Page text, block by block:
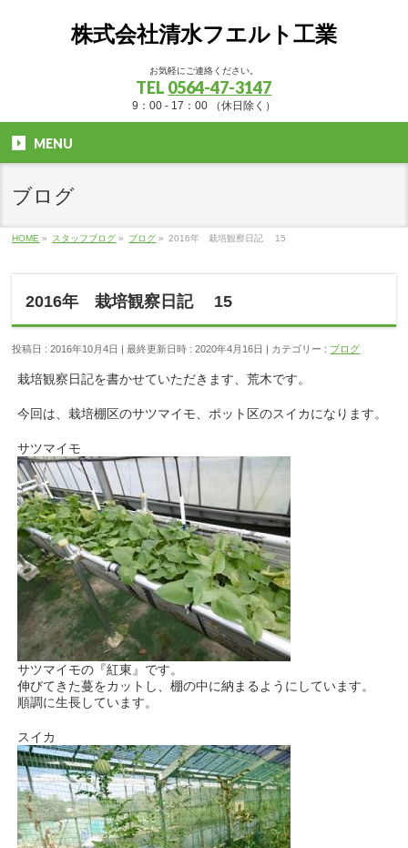
株式会社清水フエルト工業
お気軽にご連絡ください。
TEL 0564-47-3147
9：00 - 17：00 （休日除く）
MENU
ブログ
HOME » スタッフブログ » ブログ » 2016年 栽培観察日記 15
2016年 栽培観察日記 15
投稿日 : 2016年10月4日 最終更新日時 : 2020年4月16日 カテゴリー : ブログ
栽培観察日記を書かせていただきます、荒木です。
今回は、栽培棚区のサツマイモ、ポット区のスイカになります。
サツマイモ
サツマイモの『紅東』です。
伸びてきた蔓をカットし、棚の中に納まるようにしています。
順調に生長しています。
スイカ